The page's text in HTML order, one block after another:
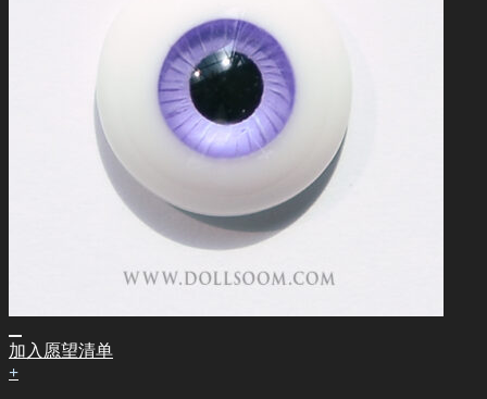
加入愿望清单
+